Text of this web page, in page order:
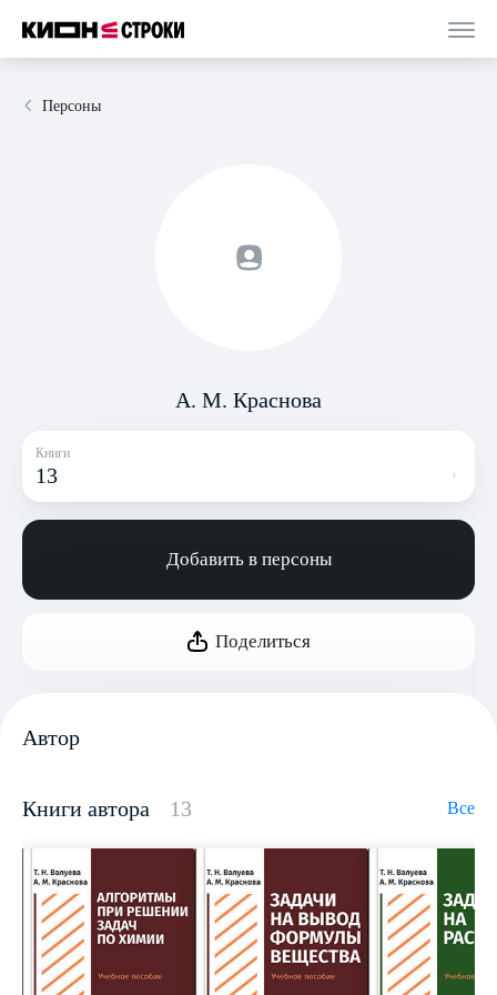
Персоны
А. М. Краснова
Книги
13
Добавить в персоны
Поделиться
Автор
Книги автора 13 Все